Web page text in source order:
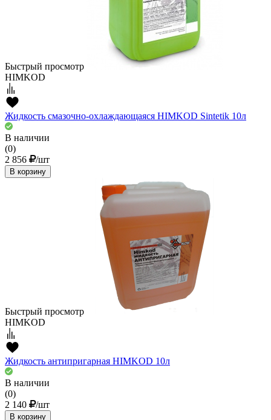
Быстрый просмотр
HIMKOD
Жидкость смазочно-охлаждающаяся HIMKOD Sintetik 10л
В наличии
(0)
2 856
/шт
В корзину
Быстрый просмотр
HIMKOD
Жидкость антипригарная HIMKOD 10л
В наличии
(0)
2 140
/шт
В корзину